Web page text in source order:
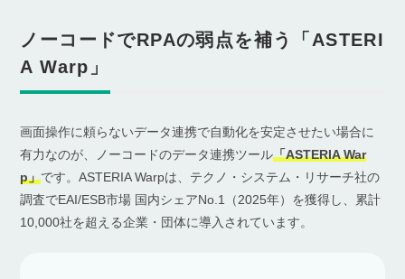
ノーコードでRPAの弱点を補う「ASTERI
A Warp」
画面操作に頼らないデータ連携で自動化を安定させたい場合に
有力なのが、ノーコードのデータ連携ツール「ASTERIA War
p」です。ASTERIA Warpは、テクノ・システム・リサーチ社の
調査でEAI/ESB市場 国内シェアNo.1（2025年）を獲得し、累計
10,000社を超える企業・団体に導入されています。